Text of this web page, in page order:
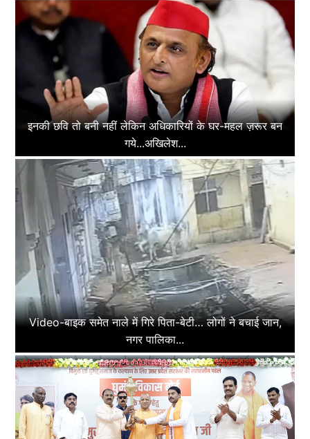
इनकी छवि तो बनी नहीं लेकिन अधिकारियों के घर-महल ज़रूर बन
गये...अखिलेश...
Video-बाइक समेत नाले में गिरे पिता-बेटी… लोगों ने बचाई जान,
नगर पालिका...